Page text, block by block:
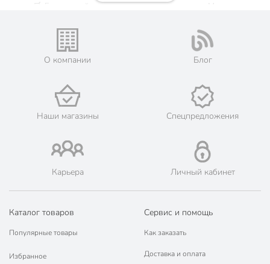
🛒 Бесплатный самовывоз из магазинов города Москва.
его онлайн на официальном сайте сети магазинов Порядок.
💳 Оплата: онлайн на сайте интернет-гипермаркета или
наличными при получении.
📜 Только оригинальная продукция. Интернет-гипермаркет
Порядок - официальный представитель ведущих мировых
О компании Блог
Наши магазины Спецпредложения
Карьера Личный кабинет
Каталог товаров
Популярные товары
Избранное
Сервис и помощь
Как заказать
Доставка и оплата